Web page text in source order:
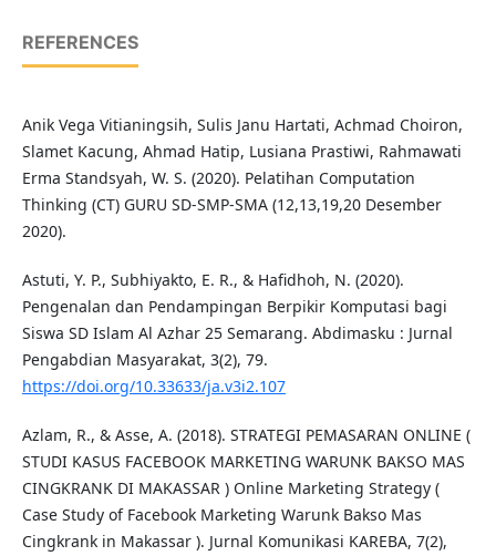
REFERENCES
Anik Vega Vitianingsih, Sulis Janu Hartati, Achmad Choiron,
Slamet Kacung, Ahmad Hatip, Lusiana Prastiwi, Rahmawati
Erma Standsyah, W. S. (2020). Pelatihan Computation
Thinking (CT) GURU SD-SMP-SMA (12,13,19,20 Desember
2020).
Astuti, Y. P., Subhiyakto, E. R., & Hafidhoh, N. (2020).
Pengenalan dan Pendampingan Berpikir Komputasi bagi
Siswa SD Islam Al Azhar 25 Semarang. Abdimasku : Jurnal
Pengabdian Masyarakat, 3(2), 79.
https://doi.org/10.33633/ja.v3i2.107
Azlam, R., & Asse, A. (2018). STRATEGI PEMASARAN ONLINE (
STUDI KASUS FACEBOOK MARKETING WARUNK BAKSO MAS
CINGKRANK DI MAKASSAR ) Online Marketing Strategy (
Case Study of Facebook Marketing Warunk Bakso Mas
Cingkrank in Makassar ). Jurnal Komunikasi KAREBA, 7(2),